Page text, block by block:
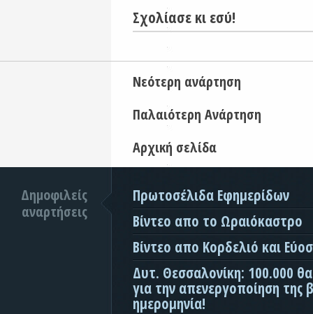
Σχολίασε κι εσύ!
Νεότερη ανάρτηση
Παλαιότερη Ανάρτηση
Αρχική σελίδα
Δημοφιλείς
αναρτήσεις
Πρωτοσέλιδα Εφημερίδων
Βίντεο απο το Ωραιόκαστρο
Βίντεο απο Κορδελιό και
Δυτ. Θεσσαλονίκη: 100.000
για την απενεργοποίηση της
ημερομηνία!